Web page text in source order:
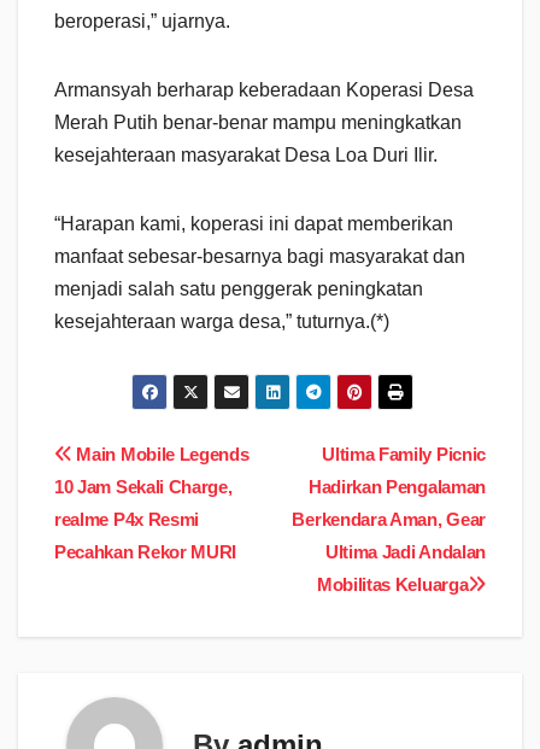
beroperasi,” ujarnya.
Armansyah berharap keberadaan Koperasi Desa
Merah Putih benar-benar mampu meningkatkan
kesejahteraan masyarakat Desa Loa Duri Ilir.
“Harapan kami, koperasi ini dapat memberikan
manfaat sebesar-besarnya bagi masyarakat dan
menjadi salah satu penggerak peningkatan
kesejahteraan warga desa,” tuturnya.(*)
Navigasi
pos
Ultima Family Picnic
Hadirkan Pengalaman
Berkendara Aman, Gear
Ultima Jadi Andalan
Mobilitas Keluarga
Main Mobile Legends
10 Jam Sekali Charge,
realme P4x Resmi
Pecahkan Rekor MURI